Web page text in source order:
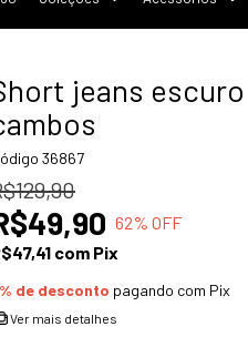
jeans
36867
62% OFF
com Pix
de desconto pagando com Pix
Ver mais detalhes